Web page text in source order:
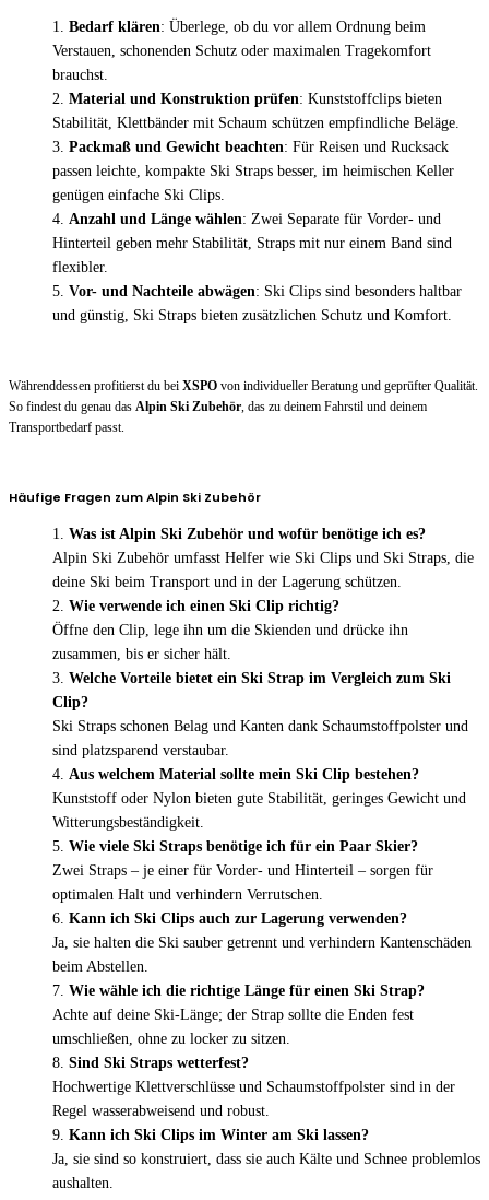
Bedarf klären: Überlege, ob du vor allem Ordnung beim
Verstauen, schonenden Schutz oder maximalen Tragekomfort
brauchst.
Material und Konstruktion prüfen: Kunststoffclips bieten
Stabilität, Klettbänder mit Schaum schützen empfindliche Beläge.
Packmaß und Gewicht beachten: Für Reisen und Rucksack
passen leichte, kompakte Ski Straps besser, im heimischen Keller
genügen einfache Ski Clips.
Anzahl und Länge wählen: Zwei Separate für Vorder- und
Hinterteil geben mehr Stabilität, Straps mit nur einem Band sind
flexibler.
Vor- und Nachteile abwägen: Ski Clips sind besonders haltbar
und günstig, Ski Straps bieten zusätzlichen Schutz und Komfort.
Währenddessen profitierst du bei XSPO von individueller Beratung und geprüfter Qualität.
So findest du genau das Alpin Ski Zubehör , das zu deinem Fahrstil und deinem
Transportbedarf passt.
Häufige Fragen zum Alpin Ski Zubehör
Was ist Alpin Ski Zubehör und wofür benötige ich es?
Alpin Ski Zubehör umfasst Helfer wie Ski Clips und Ski Straps, die
deine Ski beim Transport und in der Lagerung schützen.
Wie verwende ich einen Ski Clip richtig?
Öffne den Clip, lege ihn um die Skienden und drücke ihn
zusammen, bis er sicher hält.
Welche Vorteile bietet ein Ski Strap im Vergleich zum Ski
Clip?
Ski Straps schonen Belag und Kanten dank Schaumstoffpolster und
sind platzsparend verstaubar.
Aus welchem Material sollte mein Ski Clip bestehen?
Kunststoff oder Nylon bieten gute Stabilität, geringes Gewicht und
Witterungsbeständigkeit.
Wie viele Ski Straps benötige ich für ein Paar Skier?
Zwei Straps – je einer für Vorder- und Hinterteil – sorgen für
optimalen Halt und verhindern Verrutschen.
Kann ich Ski Clips auch zur Lagerung verwenden?
Ja, sie halten die Ski sauber getrennt und verhindern Kantenschäden
beim Abstellen.
Wie wähle ich die richtige Länge für einen Ski Strap?
Achte auf deine Ski-Länge; der Strap sollte die Enden fest
umschließen, ohne zu locker zu sitzen.
Sind Ski Straps wetterfest?
Hochwertige Klettverschlüsse und Schaumstoffpolster sind in der
Regel wasserabweisend und robust.
Kann ich Ski Clips im Winter am Ski lassen?
Ja, sie sind so konstruiert, dass sie auch Kälte und Schnee problemlos
aushalten.